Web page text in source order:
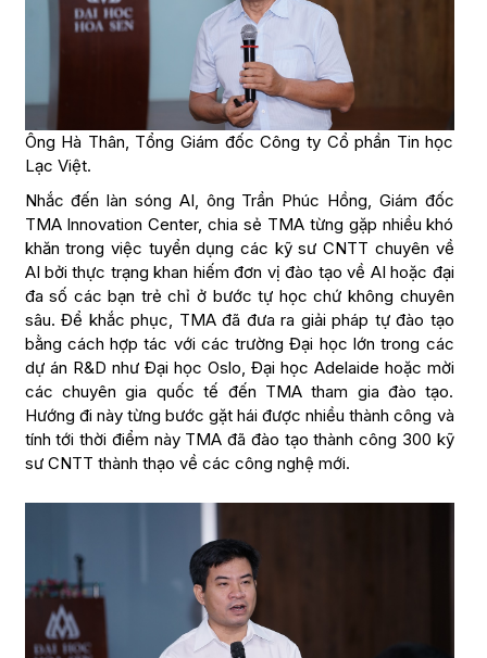
Ông Hà Thân, Tổng Giám đốc Công ty Cổ phần Tin học
Lạc Việt.
Nhắc đến làn sóng AI, ông Trần Phúc Hồng, Giám đốc
TMA Innovation Center, chia sẻ TMA từng gặp nhiều khó
khăn trong việc tuyển dụng các kỹ sư CNTT chuyên về
AI bởi thực trạng khan hiếm đơn vị đào tạo về AI hoặc đại
đa số các bạn trẻ chỉ ở bước tự học chứ không chuyên
sâu. Để khắc phục, TMA đã đưa ra giải pháp tự đào tạo
bằng cách hợp tác với các trường Đại học lớn trong các
dự án R&D như Đại học Oslo, Đại học Adelaide hoặc mời
các chuyên gia quốc tế đến TMA tham gia đào tạo.
Hướng đi này từng bước gặt hái được nhiều thành công và
tính tới thời điểm này TMA đã đào tạo thành công 300 kỹ
sư CNTT thành thạo về các công nghệ mới.